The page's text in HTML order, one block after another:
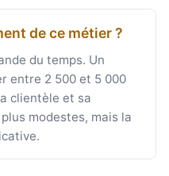
de ce métier ?
du temps. Un
entre 2 500 et 5 000
clientèle et sa
modestes, mais la